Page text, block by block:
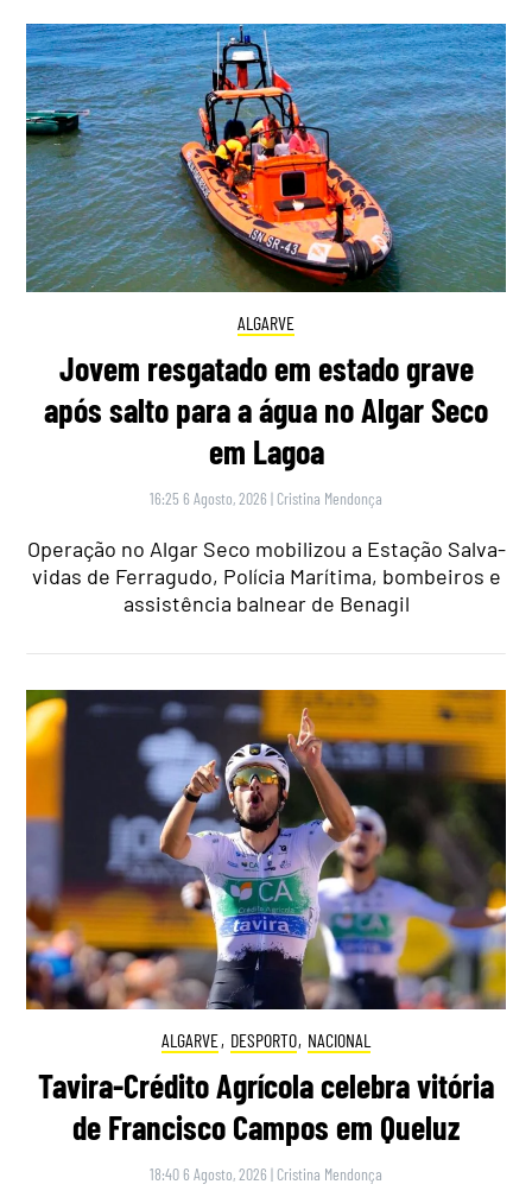
ALGARVE
Jovem resgatado em estado grave
após salto para a água no Algar Seco
em Lagoa
16:25 6 Agosto, 2026 | Cristina Mendonça
Operação no Algar Seco mobilizou a Estação Salva-
vidas de Ferragudo, Polícia Marítima, bombeiros e
assistência balnear de Benagil
ALGARVE, DESPORTO, NACIONAL
Tavira-Crédito Agrícola celebra vitória
de Francisco Campos em Queluz
18:40 6 Agosto, 2026 | Cristina Mendonça